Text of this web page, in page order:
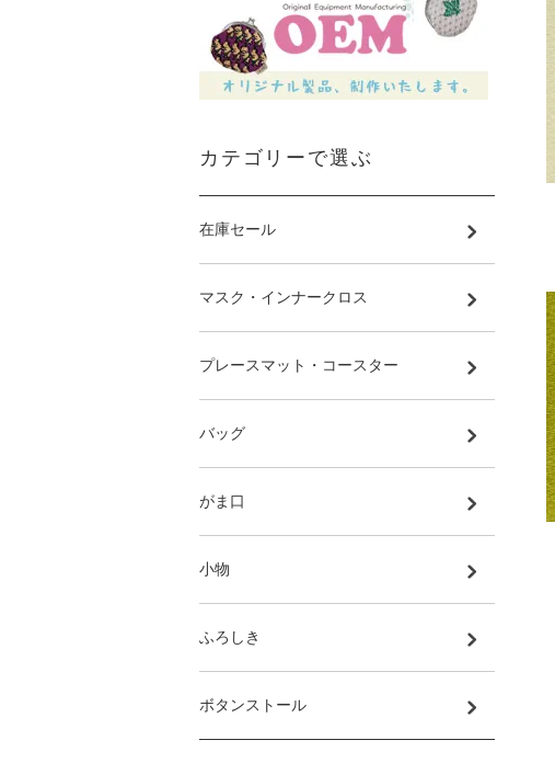
カテゴリーで選ぶ
在庫セール
マスク・インナークロス
プレースマット・コースター
バッグ
がま口
小物
ふろしき
ボタンストール